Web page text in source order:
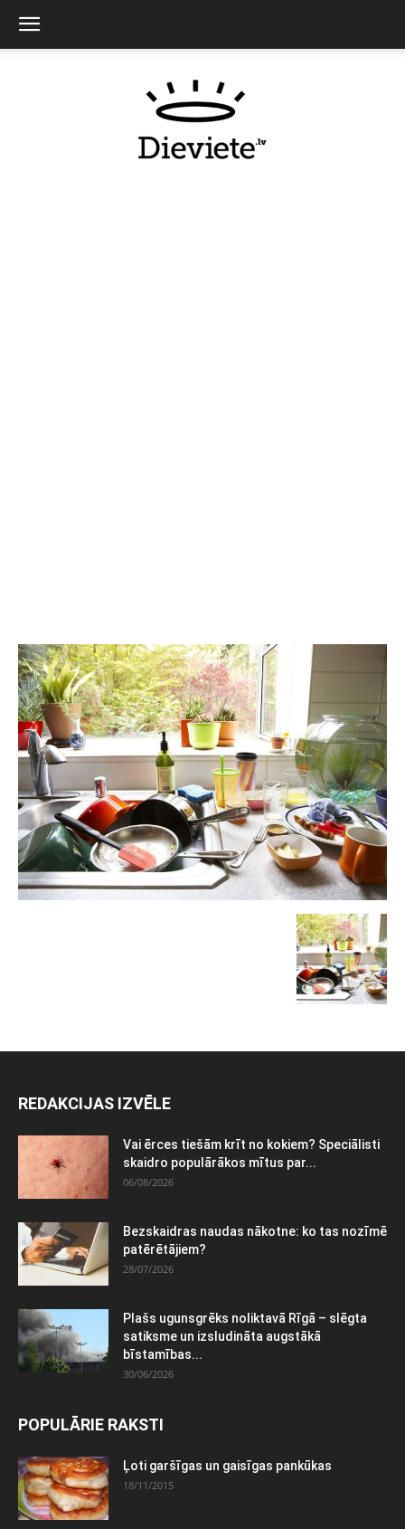
REDAKCIJAS IZVĒLE
Vai ērces tiešām krīt no kokiem? Speciālisti
skaidro populārākos mītus par...
06/08/2026
Bezskaidras naudas nākotne: ko tas nozīmē
patērētājiem?
28/07/2026
Plašs ugunsgrēks noliktavā Rīgā – slēgta
satiksme un izsludināta augstākā
bīstamības...
30/06/2026
POPULĀRIE RAKSTI
Ļoti garšīgas un gaisīgas pankūkas
18/11/2015